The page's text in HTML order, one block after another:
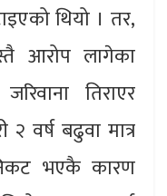
थियो । तर,
आरोप लागेका
तिराएर
वर्ष बढुवा मात्र
भएकै कारण